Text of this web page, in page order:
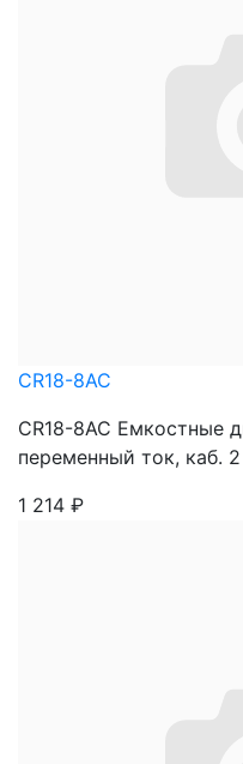
CR18-8AC
CR18-8AC Емкостные
переменный ток, каб.
1 214 ₽